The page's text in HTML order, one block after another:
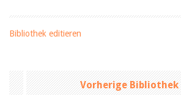
Bibliothek editieren
Vorherige Bibliothek